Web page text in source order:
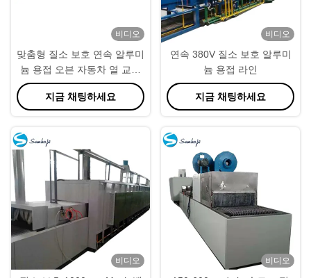
비디오
맞춤형 질소 보호 연속 알루미
늄 용접 오븐 자동차 열 교환
기
지금 채팅하세요
비디오
연속 380V 질소 보호 알루미
늄 용접 라인
지금 채팅하세요
비디오 비디오